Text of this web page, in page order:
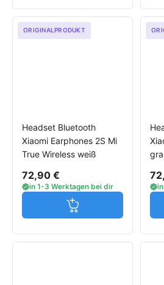
ORIGINALPRODUKT
Headset Bluetooth
Xiaomi Earphones 2S Mi
True Wireless weiß
72,90 €
in 1-3 Werktagen bei dir
Jetzt in den